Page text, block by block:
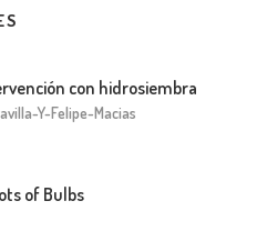
con hidrosiembra
Y-Felipe-Macias
of Bulbs